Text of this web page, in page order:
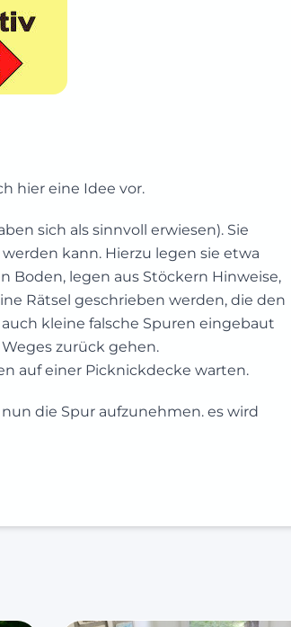
hier eine Idee vor.
sich als sinnvoll erwiesen). Sie
kann. Hierzu legen sie etwa
Boden, legen aus Stöckern Hinweise,
Rätsel geschrieben werden, die den
kleine falsche Spuren eingebaut
zurück gehen.
auf einer Picknickdecke warten.
die Spur aufzunehmen. es wird